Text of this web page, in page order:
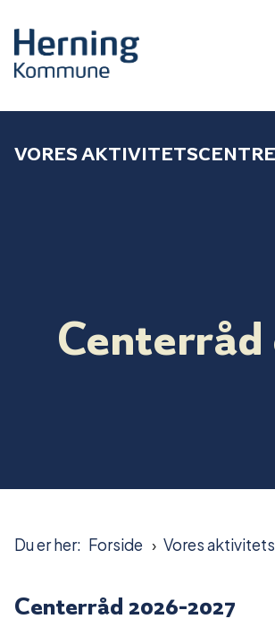
VORES
Centerråd
Du er her: Forside Vores
Centerråd 2026-2027